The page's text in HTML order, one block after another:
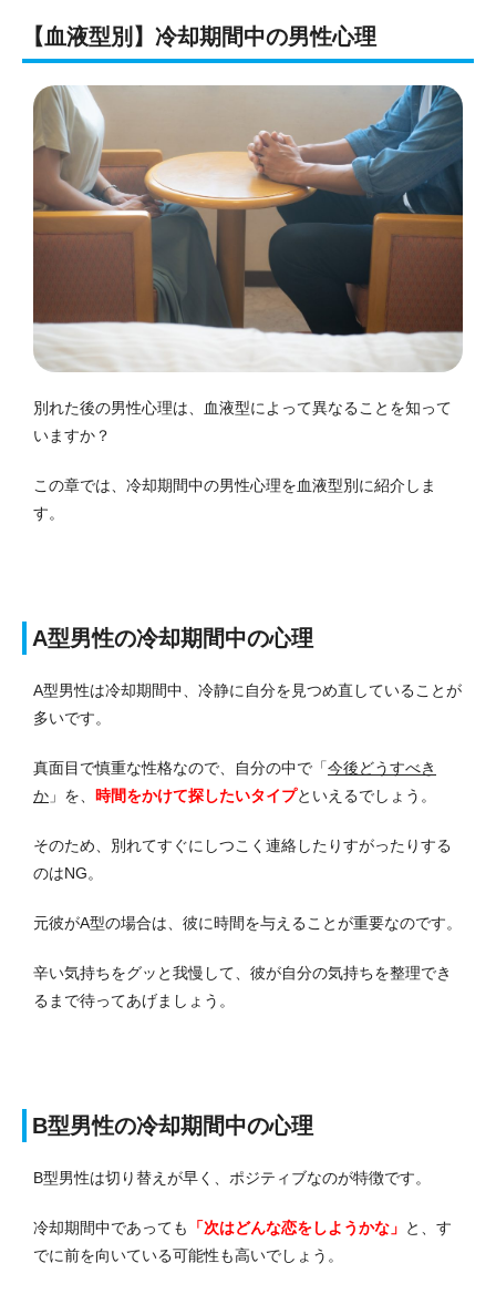
【血液型別】冷却期間中の男性心理
別れた後の男性心理は、血液型によって異なることを知って
いますか？
この章では、冷却期間中の男性心理を血液型別に紹介しま
す。
A型男性の冷却期間中の心理
A型男性は冷却期間中、冷静に自分を見つめ直していることが
多いです。
真面目で慎重な性格なので、自分の中で「今後どうすべき
か 」を、 時間をかけて探したいタイプといえるでしょう。
そのため、別れてすぐにしつこく連絡したりすがったりする
のはNG。
元彼がA型の場合は、彼に時間を与えることが重要なのです。
辛い気持ちをグッと我慢して、彼が自分の気持ちを整理でき
るまで待ってあげましょう。
B型男性の冷却期間中の心理
B型男性は切り替えが早く、ポジティブなのが特徴です。
冷却期間中であっても 「次はどんな恋をしようかな」 と、す
でに前を向いている可能性も高いでしょう。